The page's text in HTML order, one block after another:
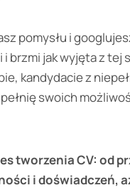
pomysłu i
brzmi jak wyjęta z tej
kandydacie z
swoich
tworzenia CV: od
i doświadczeń,